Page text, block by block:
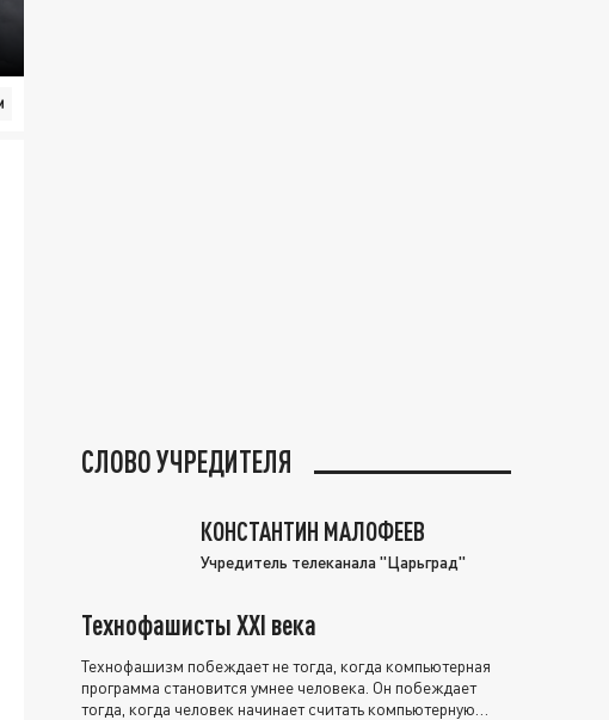
СЛОВО УЧРЕДИТЕЛЯ
КОНСТАНТИН МАЛОФЕЕВ
Учредитель телеканала "Царьград"
Технофашисты XXI века
Технофашизм побеждает не тогда, когда компьютерная
программа становится умнее человека. Он побеждает
тогда, когда человек начинает считать компьютерную